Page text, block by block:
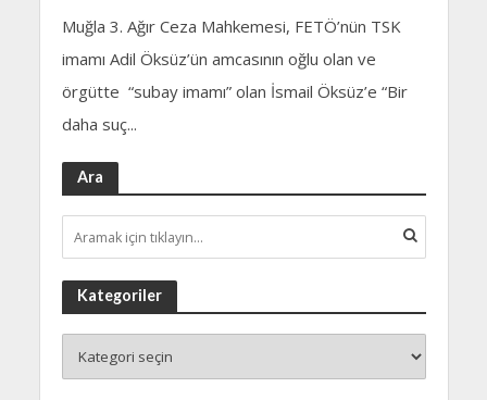
Muğla 3. Ağır Ceza Mahkemesi, FETÖ’nün TSK
imamı Adil Öksüz’ün amcasının oğlu olan ve
örgütte “subay imamı” olan İsmail Öksüz’e “Bir
daha suç...
Ara
Kategoriler